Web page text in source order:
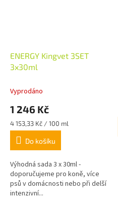
ENERGY Kingvet 3SET
3x30ml
Vyprodáno
1 246 Kč
Měrná
cena:
4 153,33 Kč / 100 ml
Do košíku
Výhodná sada 3 x 30ml -
doporučujeme pro koně, více
psů v domácnosti nebo při delší
intenzivní...